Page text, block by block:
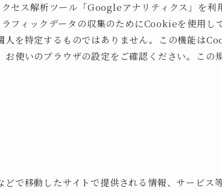
セス解析ツール「Googleアナリティクス」を利
フィックデータの収集のためにCookieを使用し
人を特定するものではありません。この機能は
お使いのブラウザの設定をご確認ください。この
で移動したサイトで提供される情報、サービス